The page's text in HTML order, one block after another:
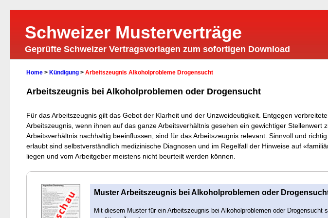
Schweizer Musterverträge
Geprüfte Schweizer Vertragsvorlagen zum sofortigen Download
Home > Kündigung > Arbeitszeugnis Alkoholprobleme Drogensucht
Arbeitszeugnis bei Alkoholproblemen oder Drogensucht
Für das Arbeitszeugnis gilt das Gebot der Klarheit und der Unzweideutigkeit. Entgegen
Arbeitszeugnis, wenn ihnen auf das ganze Arbeitsverhältnis gesehen ein gewichtiger Stellenwert
Arbeitsverhältnis nachhaltig beeinflussen, sind für das Arbeitszeugnis relevant. Sinnvoll und
erlaubt sind selbstverständlich medizinische Diagnosen und im Regelfall der Hinweise auf
liegen und vom Arbeitgeber meistens nicht beurteilt werden können.
Muster Arbeitszeugnis bei Alkoholproblemen oder
Mit diesem Muster für ein Arbeitszeugnis bei Alkoholproblemen oder Drogensucht